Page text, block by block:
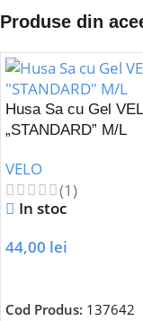
Produse din
Husa Sa cu Gel
„STANDARD” M/L
VELO
(1)
In stoc
44,00 lei
Cod Produs: 137642